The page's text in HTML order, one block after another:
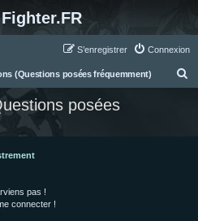
Connexion
S’enregistrer
(Questions posées fréquemment)
posées
pas !
connecter !